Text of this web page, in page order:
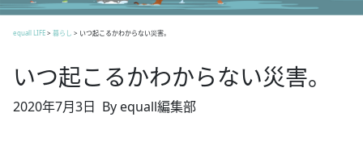
equall LIFE> 暮らし > いつ起こるかわからない災害。
いつ起こるかわからない災害。
2020年7月3日 By equall編集部